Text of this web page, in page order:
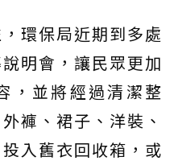
環保局近期到多處
明會，讓民眾更加
，並將經過清潔整
褲、裙子、洋裝、
入舊衣回收箱，或